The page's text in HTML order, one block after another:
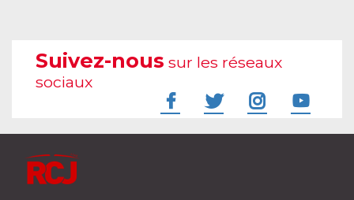
Suivez-nous sur les réseaux
sociaux